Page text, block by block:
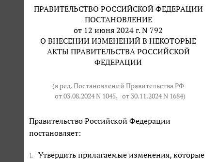
ПРАВИТЕЛЬСТВО РОССИЙСКОЙ ФЕДЕРАЦИИ
ПОСТАНОВЛЕНИЕ
от 12 июня 2024 г. N 792
О ВНЕСЕНИИ ИЗМЕНЕНИЙ В НЕКОТОРЫЕ
АКТЫ ПРАВИТЕЛЬСТВА РОССИЙСКОЙ
ФЕДЕРАЦИИ
(в ред. Постановлений Правительства РФ
от 03.08.2024 N 1045, от 30.11.2024 N 1684)
Правительство Российской Федерации
постановляет:
1.
Утвердить прилагаемые изменения, которые